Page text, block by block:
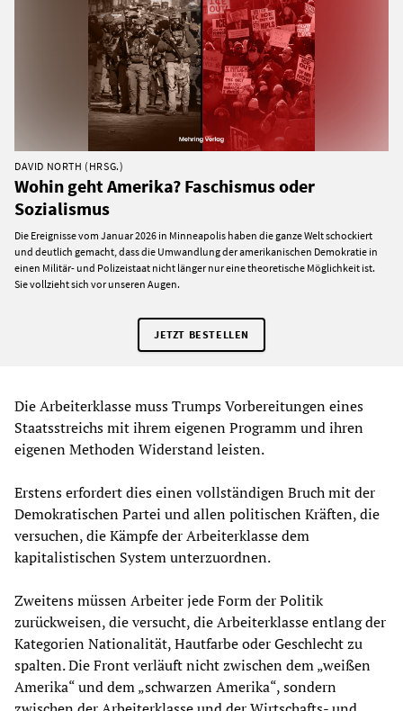
DAVID NORTH (HRSG.)
Wohin geht Amerika? Faschismus oder
Sozialismus
Die Ereignisse vom Januar 2026 in Minneapolis haben die ganze Welt schockiert
und deutlich gemacht, dass die Umwandlung der amerikanischen Demokratie in
einen Militär- und Polizeistaat nicht länger nur eine theoretische Möglichkeit ist.
Sie vollzieht sich vor unseren Augen.
JETZT BESTELLEN
Die Arbeiterklasse muss Trumps Vorbereitungen eines
Staatsstreichs mit ihrem eigenen Programm und ihren
eigenen Methoden Widerstand leisten.
Erstens erfordert dies einen vollständigen Bruch mit der
Demokratischen Partei und allen politischen Kräften, die
versuchen, die Kämpfe der Arbeiterklasse dem
kapitalistischen System unterzuordnen.
Zweitens müssen Arbeiter jede Form der Politik
zurückweisen, die versucht, die Arbeiterklasse entlang der
Kategorien Nationalität, Hautfarbe oder Geschlecht zu
spalten. Die Front verläuft nicht zwischen dem „weißen
Amerika“ und dem „schwarzen Amerika“, sondern